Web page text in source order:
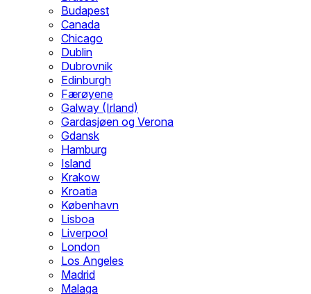
Budapest
Canada
Chicago
Dublin
Dubrovnik
Edinburgh
Færøyene
Galway (Irland)
Gardasjøen og Verona
Gdansk
Hamburg
Island
Krakow
Kroatia
København
Lisboa
Liverpool
London
Los Angeles
Madrid
Malaga